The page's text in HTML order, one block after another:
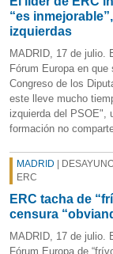
“es
izquierdas
MADRID, 17 de julio.
Fórum Europa en
Congreso de los
este lleve mucho
izquierda del PSOE",
formación no
MADRID |
ERC
ERC tacha de
censura
MADRID, 17 de julio.
Fórum Europa de